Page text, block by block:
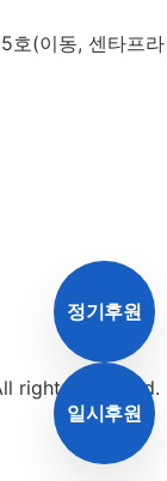
호(이동, 센타프라
rights reserved.
정기후원
일시후원